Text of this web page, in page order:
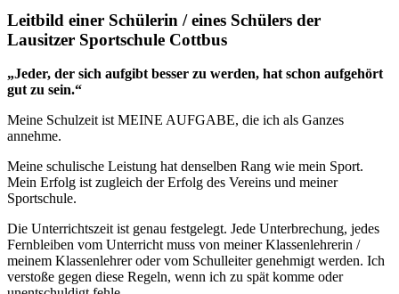
Leitbild einer Schülerin / eines Schülers der
Lausitzer Sportschule Cottbus
„Jeder, der sich aufgibt besser zu werden, hat schon aufgehört
gut zu sein.“
Meine Schulzeit ist MEINE AUFGABE, die ich als Ganzes
annehme.
Meine schulische Leistung hat denselben Rang wie mein Sport.
Mein Erfolg ist zugleich der Erfolg des Vereins und meiner
Sportschule.
Die Unterrichtszeit ist genau festgelegt. Jede Unterbrechung, jedes
Fernbleiben vom Unterricht muss von meiner Klassenlehrerin /
meinem Klassenlehrer oder vom Schulleiter genehmigt werden. Ich
verstoße gegen diese Regeln, wenn ich zu spät komme oder